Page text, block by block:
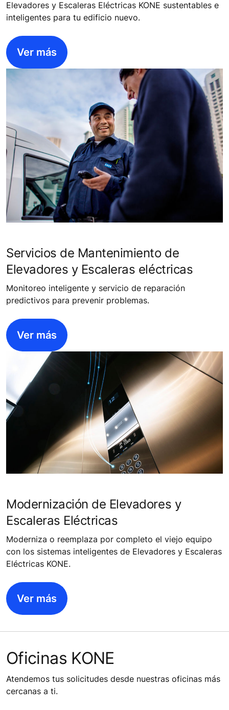
Elevadores y Escaleras Eléctricas KONE sustentables e
inteligentes para tu edificio nuevo.
Ver más
Servicios de Mantenimiento de
Elevadores y Escaleras eléctricas
Monitoreo inteligente y servicio de reparación
predictivos para prevenir problemas.
Ver más
Modernización de Elevadores y
Escaleras Eléctricas
Moderniza o reemplaza por completo el viejo equipo
con los sistemas inteligentes de Elevadores y Escaleras
Eléctricas KONE.
Ver más
Oficinas KONE
Atendemos tus solicitudes desde nuestras oficinas más
cercanas a ti.